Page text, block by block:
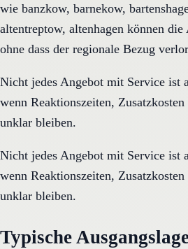
wie banzkow, barnekow,
altentreptow, altenhagen können die
ohne dass der regionale Bezug
Nicht jedes Angebot mit Service ist
wenn Reaktionszeiten,
unklar bleiben.
Nicht jedes Angebot mit Service ist
wenn Reaktionszeiten,
unklar bleiben.
Typische